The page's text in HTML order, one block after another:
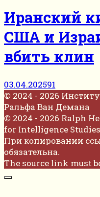
Иранский
США и
вбить клин
03.04.202591
© 2024 - 2026
Ральфа Ван Демана
© 2024 - 2026 Ralph
for Intelligence
При копировании
обязательна.
The source link must